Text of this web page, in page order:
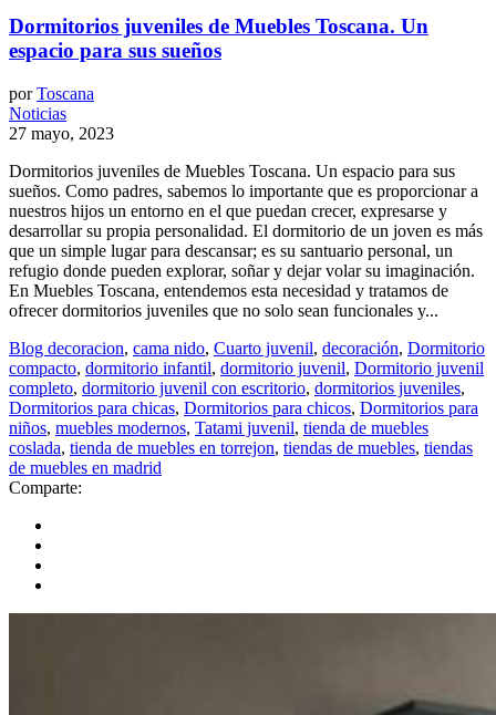
Dormitorios juveniles de Muebles Toscana. Un
espacio para sus sueños
porToscana
Noticias
27 mayo, 2023
Dormitorios juveniles de Muebles Toscana. Un espacio para sus
sueños. Como padres, sabemos lo importante que es proporcionar a
nuestros hijos un entorno en el que puedan crecer, expresarse y
desarrollar su propia personalidad. El dormitorio de un joven es más
que un simple lugar para descansar; es su santuario personal, un
refugio donde pueden explorar, soñar y dejar volar su imaginación.
En Muebles Toscana, entendemos esta necesidad y tratamos de
ofrecer dormitorios juveniles que no solo sean funcionales y...
Blog decoracion, cama nido, Cuarto juvenil, decoración, Dormitorio
compacto, dormitorio infantil, dormitorio juvenil, Dormitorio juvenil
completo, dormitorio juvenil con escritorio, dormitorios juveniles,
Dormitorios para chicas, Dormitorios para chicos, Dormitorios para
niños, muebles modernos, Tatami juvenil, tienda de muebles
coslada, tienda de muebles en torrejon, tiendas de muebles, tiendas
de muebles en madrid
Comparte: